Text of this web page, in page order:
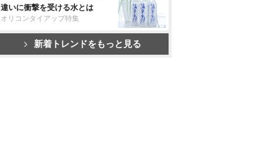
違いに衝撃を受ける水とは
オリコンタイアップ特集
新着トレンドをもっと見る